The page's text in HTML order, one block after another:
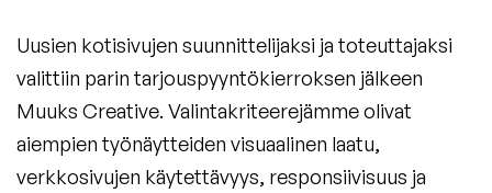
Uusien kotisivujen suunnittelijaksi ja toteuttajaksi
valittiin parin tarjouspyyntökierroksen jälkeen
Muuks Creative. Valintakriteerejämme olivat
aiempien työnäytteiden visuaalinen laatu,
verkkosivujen käytettävyys, responsiivisuus ja